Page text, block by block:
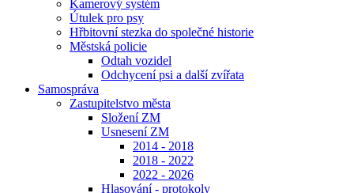
Kamerový systém
Útulek pro psy
Hřbitovní stezka do společné historie
Městská policie
Odtah vozidel
Odchycení psi a další zvířata
Samospráva
Zastupitelstvo města
Složení ZM
Usnesení ZM
2014 - 2018
2018 - 2022
2022 - 2026
Hlasování - protokoly